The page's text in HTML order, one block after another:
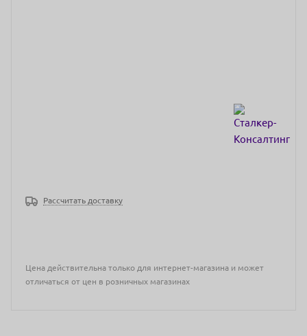
Рассчитать доставку
Цена действительна только для интернет-магазина и может
отличаться от цен в розничных магазинах